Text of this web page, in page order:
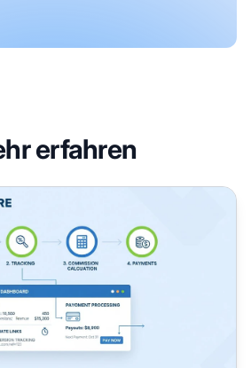
erfahren
Vollständiger Leitfaden